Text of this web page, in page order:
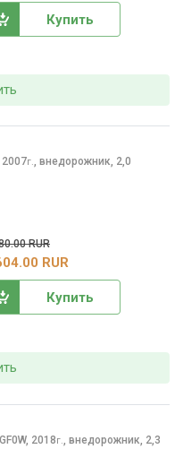
Купить
2007г., внедорожник, 2,0
RUR
RUR
Купить
2018г.
внедорожник, 2,3